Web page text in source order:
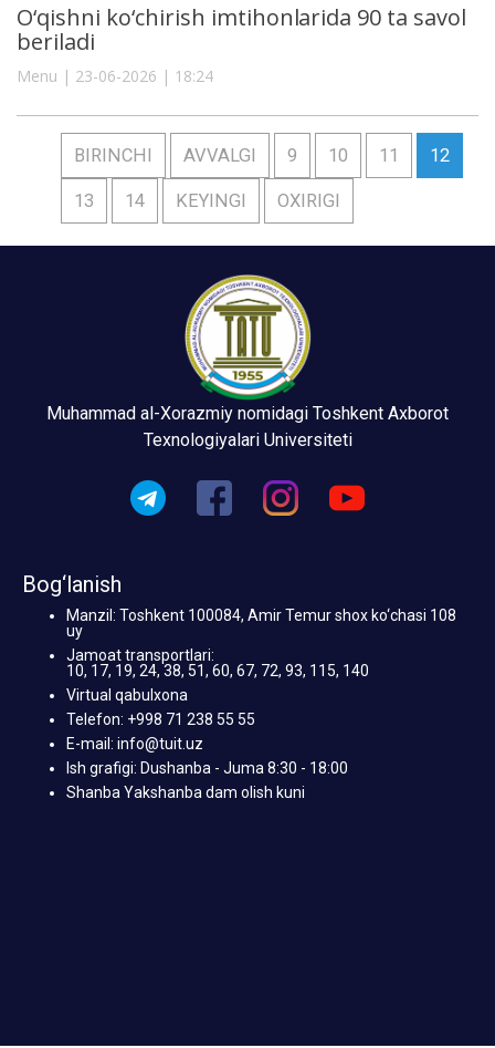
O‘qishni ko‘chirish imtihonlarida 90 ta savol
beriladi
Menu | 23-06-2026 | 18:24
BIRINCHI AVVALGI 9 10 11 12
13 14 KEYINGI OXIRIGI
Muhammad al-Xorazmiy nomidagi Toshkent Axborot
Texnologiyalari Universiteti
Bog‘lanish
Manzil: Toshkent 100084, Amir Temur shox ko‘chasi 108
uy
Jamoat transportlari:
10, 17, 19, 24, 38, 51, 60, 67, 72, 93, 115, 140
Virtual qabulxona
Telefon: +998 71 238 55 55
E-mail: info@tuit.uz
Ish grafigi: Dushanba - Juma 8:30 - 18:00
Shanba Yakshanba dam olish kuni